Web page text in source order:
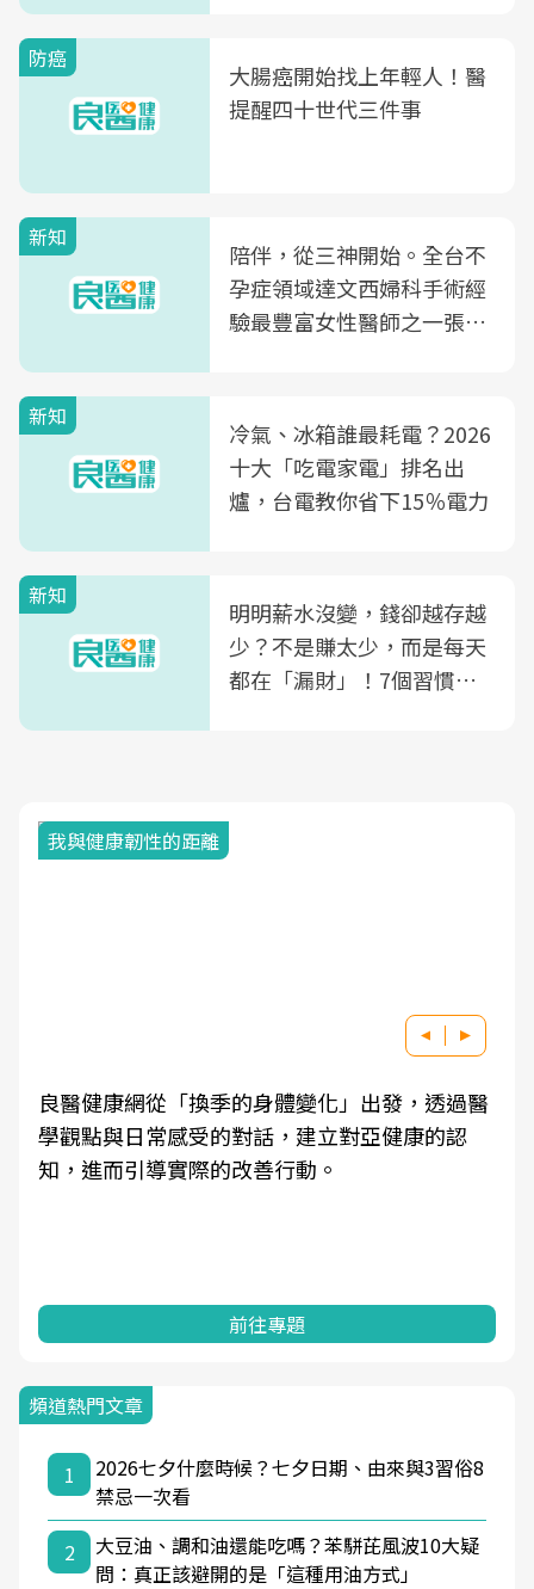
防癌
大腸癌開始找上年輕人！醫
提醒四十世代三件事
新知
陪伴，從三神開始。全台不
孕症領域達文西婦科手術經
驗最豐富女性醫師之一張永
光田醫院建構360度女性健
康照護生態圈
新知
冷氣、冰箱誰最耗電？2026
十大「吃電家電」排名出
爐，台電教你省下15％電力
新知
明明薪水沒變，錢卻越存越
少？不是賺太少，而是每天
都在「漏財」！7個習慣一
我與健康韌性的距離
良醫健康網從「換季的身體變化」出發，透過醫
學觀點與日常感受的對話，建立對亞健康的認
知，進而引導實際的改善行動。
前往專題
頻道熱門文章
1
2026七夕什麼時候？七夕日期、由來與3習俗8
禁忌一次看
2
大豆油、調和油還能吃嗎？苯駢芘風波10大疑
問：真正該避開的是「這種用油方式」